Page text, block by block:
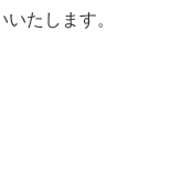
たします。